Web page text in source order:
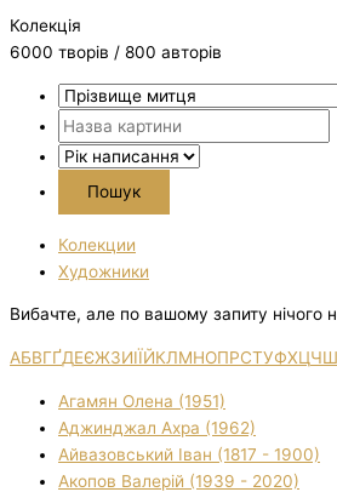
Колекція
6000 творiв / 800 авторів
Колекции
Художники
Вибачте, але по вашому запиту нічого
АБВГҐДЕЄЖЗИІЇЙКЛМНОПРСТУФХЦЧШ
Агамян Олена (1951)
Аджинджал Ахра (1962)
Айвазовський Іван (1817 - 1900)
Акопов Валерій (1939 - 2020)